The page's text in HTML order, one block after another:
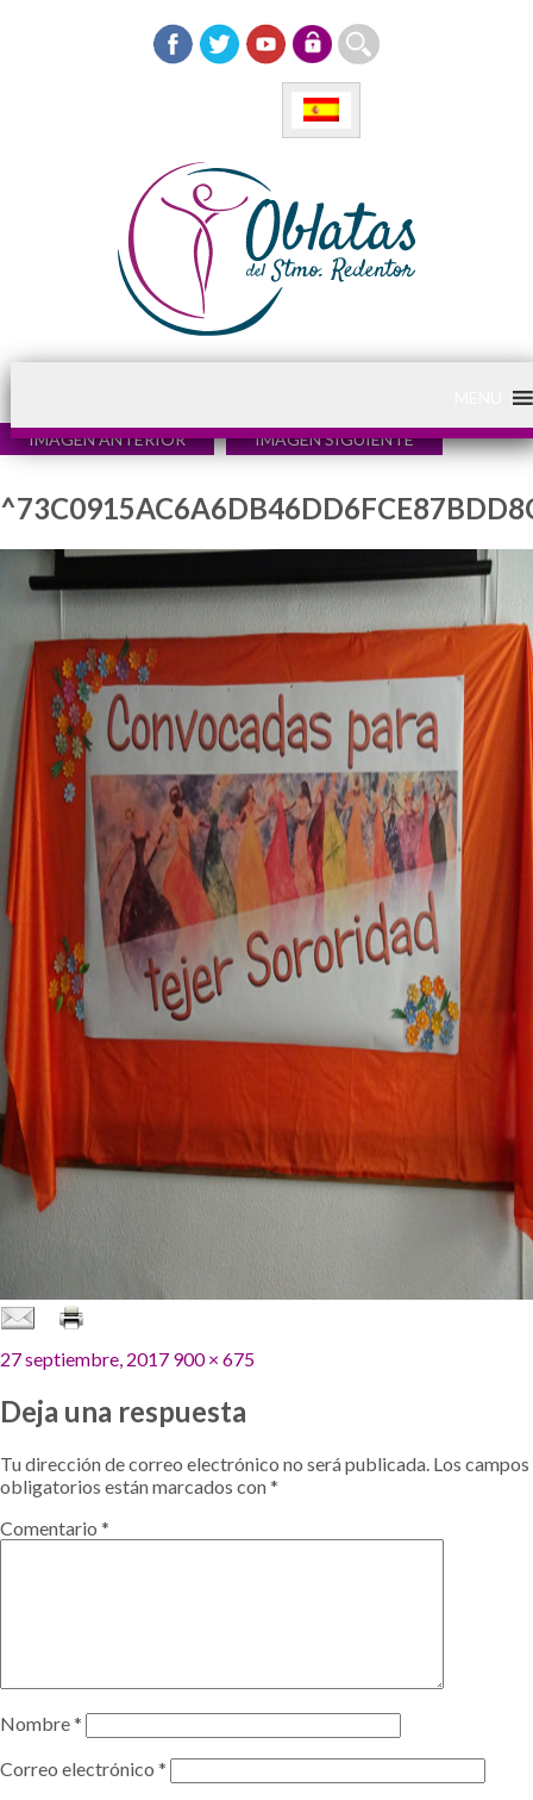
IMAGEN ANTERIOR IMAGEN SIGUIENTE
Publicado
27 septiembre, 2017 Tamaño
900 × 675
Deja una respuesta
Tu dirección de correo electrónico no será publicada. Los campos
obligatorios están marcados con*
Comentario *
Nombre*
Correo electrónico *